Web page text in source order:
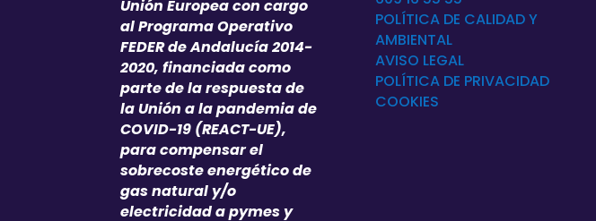
Unión Europea con cargo
al Programa Operativo
FEDER de Andalucía 2014-
2020, financiada como
parte de la respuesta de
la Unión a la pandemia de
COVID-19 (REACT-UE),
para compensar el
sobrecoste energético de
gas natural y/o
electricidad a pymes y
POLÍTICA DE CALIDAD Y
AMBIENTAL
AVISO LEGAL
POLÍTICA DE PRIVACIDAD
COOKIES